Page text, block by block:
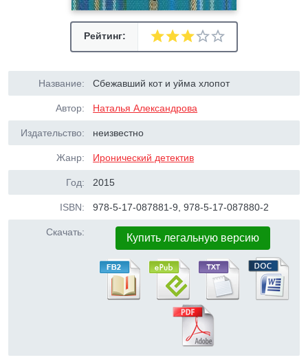
Рейтинг:
Название: Сбежавший кот и уйма хлопот
Автор: Наталья Александрова
Издательство: неизвестно
Жанр: Иронический детектив
Год: 2015
ISBN: 978-5-17-087881-9, 978-5-17-087880-2
Скачать: Купить легальную версию